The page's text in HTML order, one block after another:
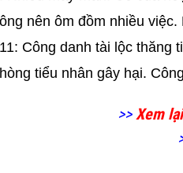
nên ôm đồm nhiều
Công danh tài lộc
tiểu nhân gây hại.
>>Xem lại